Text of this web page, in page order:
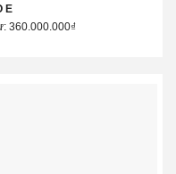
E
360.000.000₫